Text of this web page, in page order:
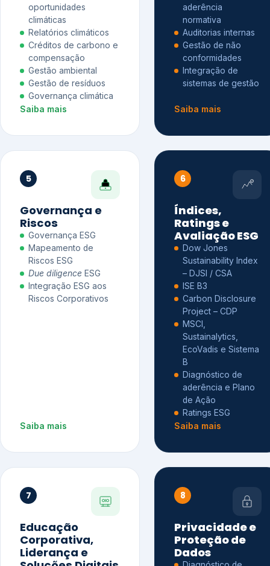
oportunidades
climáticas
Relatórios climáticos
Créditos de carbono e
compensação
Gestão ambiental
Gestão de resíduos
Governança climática
Saiba mais
aderência
normativa
Auditorias internas
Gestão de não
conformidades
Integração de
sistemas de gestão
Saiba mais
5
Governança e
Riscos
Governança ESG
Mapeamento de
Riscos ESG
Due diligence ESG
Integração ESG aos
Riscos Corporativos
Saiba mais
6
Índices,
Ratings e
Avaliação ESG
Dow Jones
Sustainability Index
– DJSI / CSA
ISE B3
Carbon Disclosure
Project – CDP
MSCI,
Sustainalytics,
EcoVadis e Sistema
B
Diagnóstico de
aderência e Plano
de Ação
Ratings ESG
Saiba mais
7
Educação
Corporativa,
Liderança e
8
Privacidade e
Proteção de
Dados